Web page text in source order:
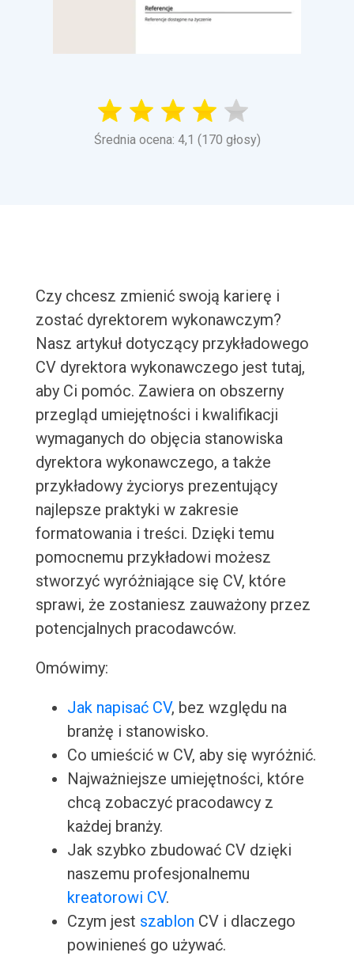
Średnia ocena: 4,1 (170 głosy)
Czy chcesz zmienić swoją karierę i
zostać dyrektorem wykonawczym?
Nasz artykuł dotyczący przykładowego
CV dyrektora wykonawczego jest tutaj,
aby Ci pomóc. Zawiera on obszerny
przegląd umiejętności i kwalifikacji
wymaganych do objęcia stanowiska
dyrektora wykonawczego, a także
przykładowy życiorys prezentujący
najlepsze praktyki w zakresie
formatowania i treści. Dzięki temu
pomocnemu przykładowi możesz
stworzyć wyróżniające się CV, które
sprawi, że zostaniesz zauważony przez
potencjalnych pracodawców.
Omówimy:
Jak napisać CV, bez względu na
branżę i stanowisko.
Co umieścić w CV, aby się wyróżnić.
Najważniejsze umiejętności, które
chcą zobaczyć pracodawcy z
każdej branży.
Jak szybko zbudować CV dzięki
naszemu profesjonalnemu
kreatorowi CV.
Czym jest szablon CV i dlaczego
powinieneś go używać.